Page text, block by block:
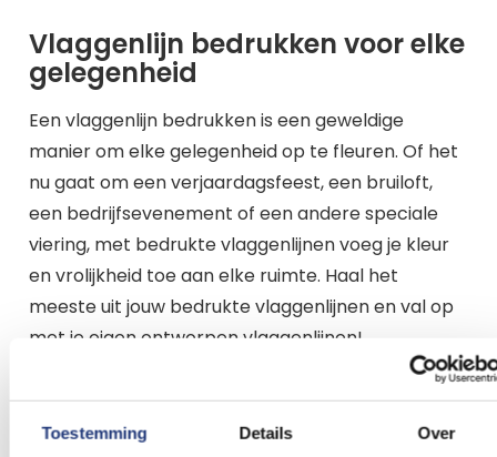
Toestemming Details Over
Vlaggenlijn bedrukken voor elke
gelegenheid
Een vlaggenlijn bedrukken is een geweldige
manier om elke gelegenheid op te fleuren. Of het
nu gaat om een verjaardagsfeest, een bruiloft,
een bedrijfsevenement of een andere speciale
viering, met bedrukte vlaggenlijnen voeg je kleur
en vrolijkheid toe aan elke ruimte. Haal het
meeste uit jouw bedrukte vlaggenlijnen en val op
met je eigen ontworpen vlaggenlijnen!
Waarom vlaggenlijn
bedrukken?